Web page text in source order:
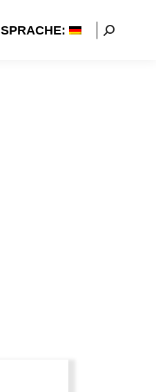
SPRACHE: Search: